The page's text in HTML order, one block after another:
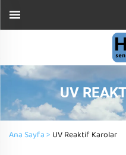
UV
Ana Sayfa > UV Reaktif Karolar